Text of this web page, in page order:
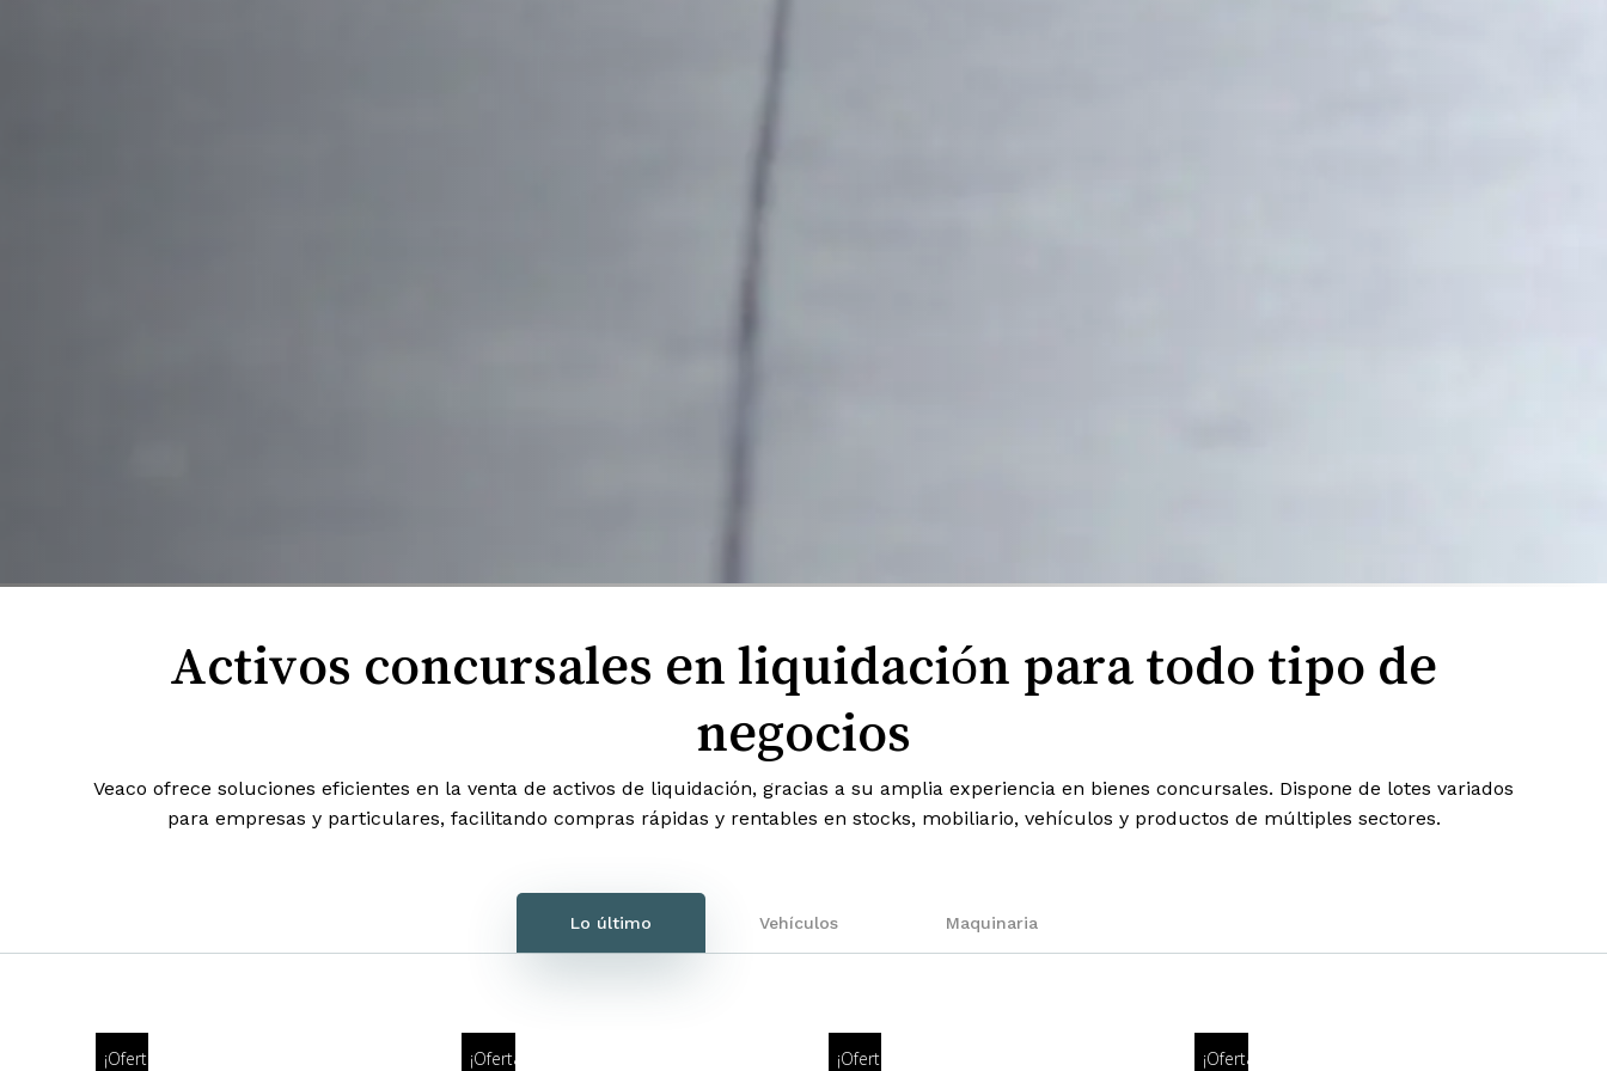
Activos concursales en liquidación para todo tipo de
negocios
Veaco ofrece soluciones eficientes en la venta de activos de liquidación, gracias a su amplia experiencia en bienes concursales. Dispone de lotes variados
para empresas y particulares, facilitando compras rápidas y rentables en stocks, mobiliario, vehículos y productos de múltiples sectores.
Lo último Vehículos Maquinaria
¡Oferta! ¡Oferta! ¡Oferta! ¡Oferta!